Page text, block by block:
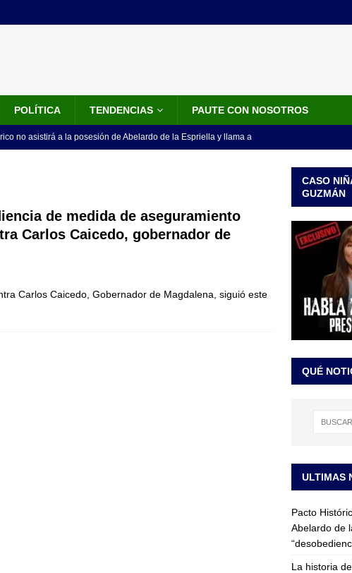
POLÍTICA TENDENCIAS PAUTE CON NOSOTROS
no asistirá a la posesión de Abelardo de la Espriella y llama a
de la banda presidencial que portará Abelardo De La
de un sastre colombiano reconocido en el mundo
de medida de aseguramiento
Carlos Caicedo, gobernador de
Carlos Caicedo, Gobernador de Magdalena, siguió este
CASO
GUZMÁN
QUÉ
ULTIMAS
Pacto
Abelardo de
La historia